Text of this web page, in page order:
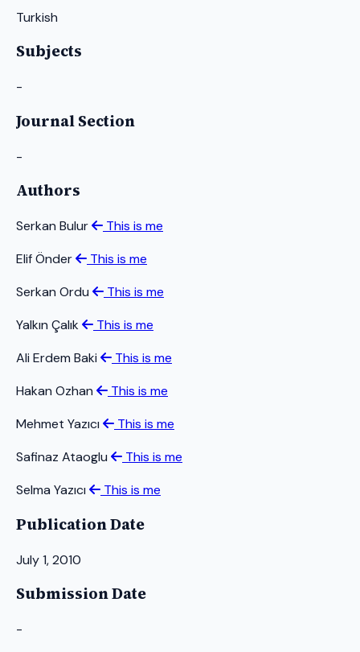
Turkish
Subjects
-
Journal Section
-
Authors
Serkan Bulur
This is me
Elif Önder
This is me
Serkan Ordu
This is me
Yalkın Çalık
This is me
Ali Erdem Baki
This is me
Hakan Ozhan
This is me
Mehmet Yazıcı
This is me
Safinaz Ataoglu
This is me
Selma Yazıcı
This is me
Publication Date
July 1, 2010
Submission Date
-